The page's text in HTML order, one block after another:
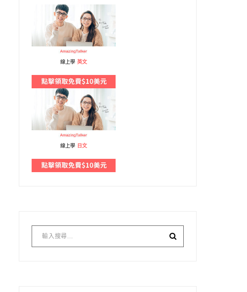
線上學 英文
線上學 日文